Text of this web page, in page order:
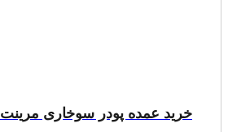
خرید عمده پودر سوخاری مرینت